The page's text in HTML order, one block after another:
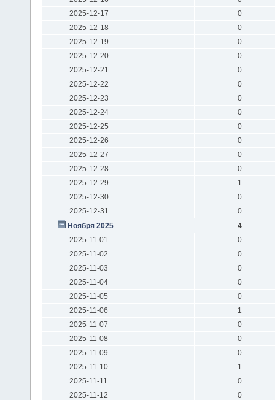
2025-12-17
0
2025-12-18
0
2025-12-19
0
2025-12-20
0
2025-12-21
0
2025-12-22
0
2025-12-23
0
2025-12-24
0
2025-12-25
0
2025-12-26
0
2025-12-27
0
2025-12-28
0
2025-12-29
1
2025-12-30
0
2025-12-31
0
Ноября 2025
4
2025-11-01
0
2025-11-02
0
2025-11-03
0
2025-11-04
0
2025-11-05
0
2025-11-06
1
2025-11-07
0
2025-11-08
0
2025-11-09
0
2025-11-10
1
2025-11-11
0
2025-11-12
0